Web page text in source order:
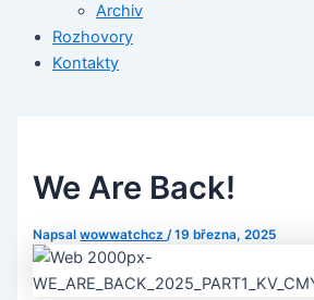
Archiv
Rozhovory
Kontakty
We Are Back!
Napsalwowwatchcz /19 března, 2025